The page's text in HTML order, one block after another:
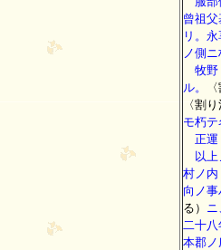
曾祖
リ。
ノ側
牧野
ル。
〈割
モ朽
正運
以
村ノ内
向ノ
る）
二十
本郡ノ